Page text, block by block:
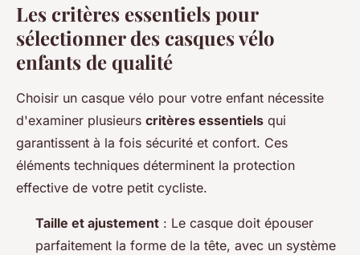
Les critères essentiels pour
sélectionner des casques vélo
enfants de qualité
Choisir un casque vélo pour votre enfant nécessite
d'examiner plusieurs critères essentiels qui
garantissent à la fois sécurité et confort. Ces
éléments techniques déterminent la protection
effective de votre petit cycliste.
Taille et ajustement : Le casque doit épouser
parfaitement la forme de la tête, avec un système